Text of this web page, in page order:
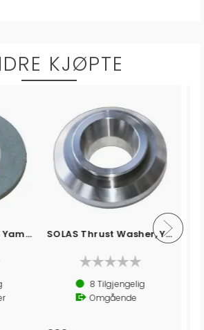
KJØPTE
SOLAS Titan 3 - 13,[...] x [...] Yamaha
Ikke på lager